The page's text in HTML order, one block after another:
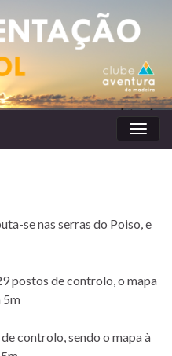
se nas serras do Poiso, e
postos de controlo, o mapa
5m
controlo, sendo o mapa à